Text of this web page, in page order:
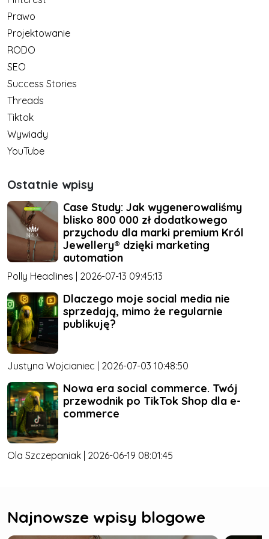
Prawo
Projektowanie
RODO
SEO
Success Stories
Threads
Tiktok
Wywiady
YouTube
Ostatnie wpisy
Case Study: Jak wygenerowaliśmy
blisko 800 000 zł dodatkowego
przychodu dla marki premium Król
Jewellery® dzięki marketing
automation
Polly Headlines | 2026-07-13 09:45:13
Dlaczego moje social media nie
sprzedają, mimo że regularnie
publikuję?
Justyna Wojcianiec | 2026-07-03 10:48:50
Nowa era social commerce. Twój
przewodnik po TikTok Shop dla e-
commerce
Ola Szczepaniak | 2026-06-19 08:01:45
Najnowsze wpisy blogowe